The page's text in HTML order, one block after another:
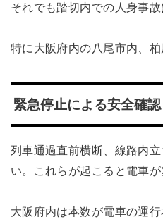
それでも踏切内での人身事故
特に大阪府内の八尾市内、柏
緊急停止による安全確認
列車通過直前横断、線路内
い。これらが起こると電車が
大阪府内は本数が電車の運